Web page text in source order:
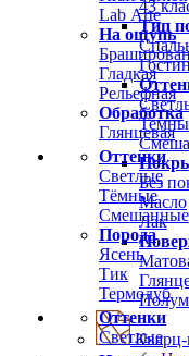
Lab Arte
На ощупь
Гладкая
Рельефная
Обработка
Глянцевая
Оттенки
Светлые
Тёмные
Смешанные
Порода
Ясень
Тик
Термодуб
Оттенки
Светлые
43
Тип
Без
Масло
Лак